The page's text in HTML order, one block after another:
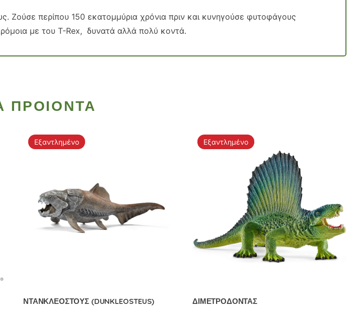
περίπου 150 εκατομμύρια χρόνια πριν και κυνηγούσε φυτοφάγους
με του T-Rex, δυνατά αλλά πολύ κοντά.
ΠΡΟΙΟΝΤΑ
Εξαντλημένο
ΝΤΑΝΚΛΕΟΣΤΟΥΣ (DUNKLEOSTEUS)
Εξαντλημένο
ΔΙΜΕΤΡΟΔΟΝΤΑΣ